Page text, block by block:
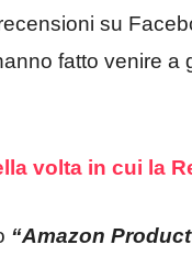
su
fatto venire a
volta in cui la
“Amazon